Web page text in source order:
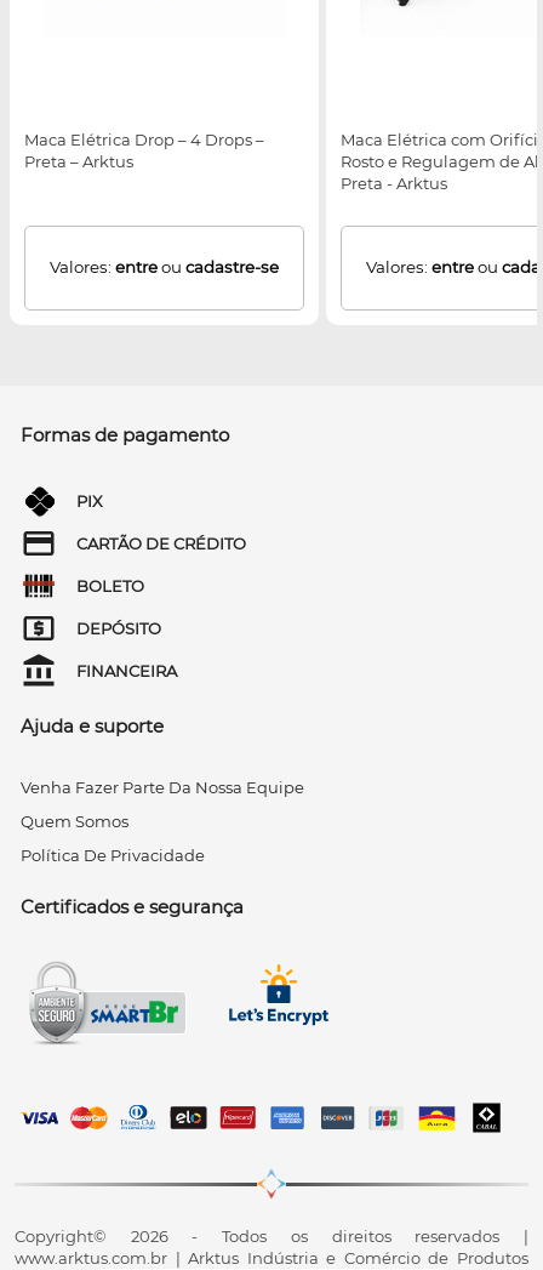
Maca Elétrica Drop – 4 Drops –
Preta – Arktus
Valores: entreou cadastre-se
Maca Elétrica com
Rosto e Regulagem de
Preta - Arktus
Valores: entreou
Formas de pagamento
PIX
CARTÃO DE CRÉDITO
BOLETO
DEPÓSITO
FINANCEIRA
Ajuda e suporte
Venha Fazer Parte Da Nossa Equipe
Quem Somos
Política De Privacidade
Certificados e segurança
Copyright© 2026 - Todos os direitos reservados |
www.arktus.com.br | Arktus Indústria e Comércio de Produtos